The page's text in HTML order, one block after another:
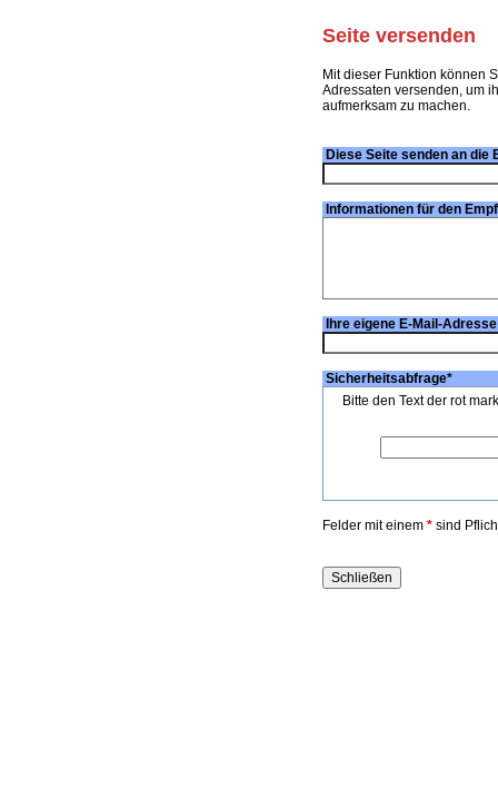
Seite versenden
Mit dieser Funktion können
Adressaten versenden, um
aufmerksam zu machen.
Diese Seite senden an die
Informationen für den
Ihre eigene E-Mail-
Sicherheitsabfrage*
Bitte den Text der rot
Felder mit einem * sind